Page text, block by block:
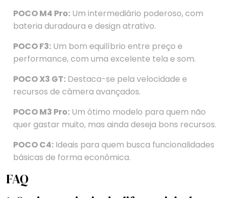
POCO M4 Pro: Um intermediário poderoso, com
bateria duradoura e design atrativo.
POCO F3: Um bom equilíbrio entre preço e
performance, com uma excelente tela e som.
POCO X3 GT: Destaca-se pela velocidade e
recursos de câmera avançados.
POCO M3 Pro: Um ótimo modelo para quem não
quer gastar muito, mas ainda deseja bons recursos.
POCO C4: Ideais para quem busca funcionalidades
básicas de forma econômica.
FAQ